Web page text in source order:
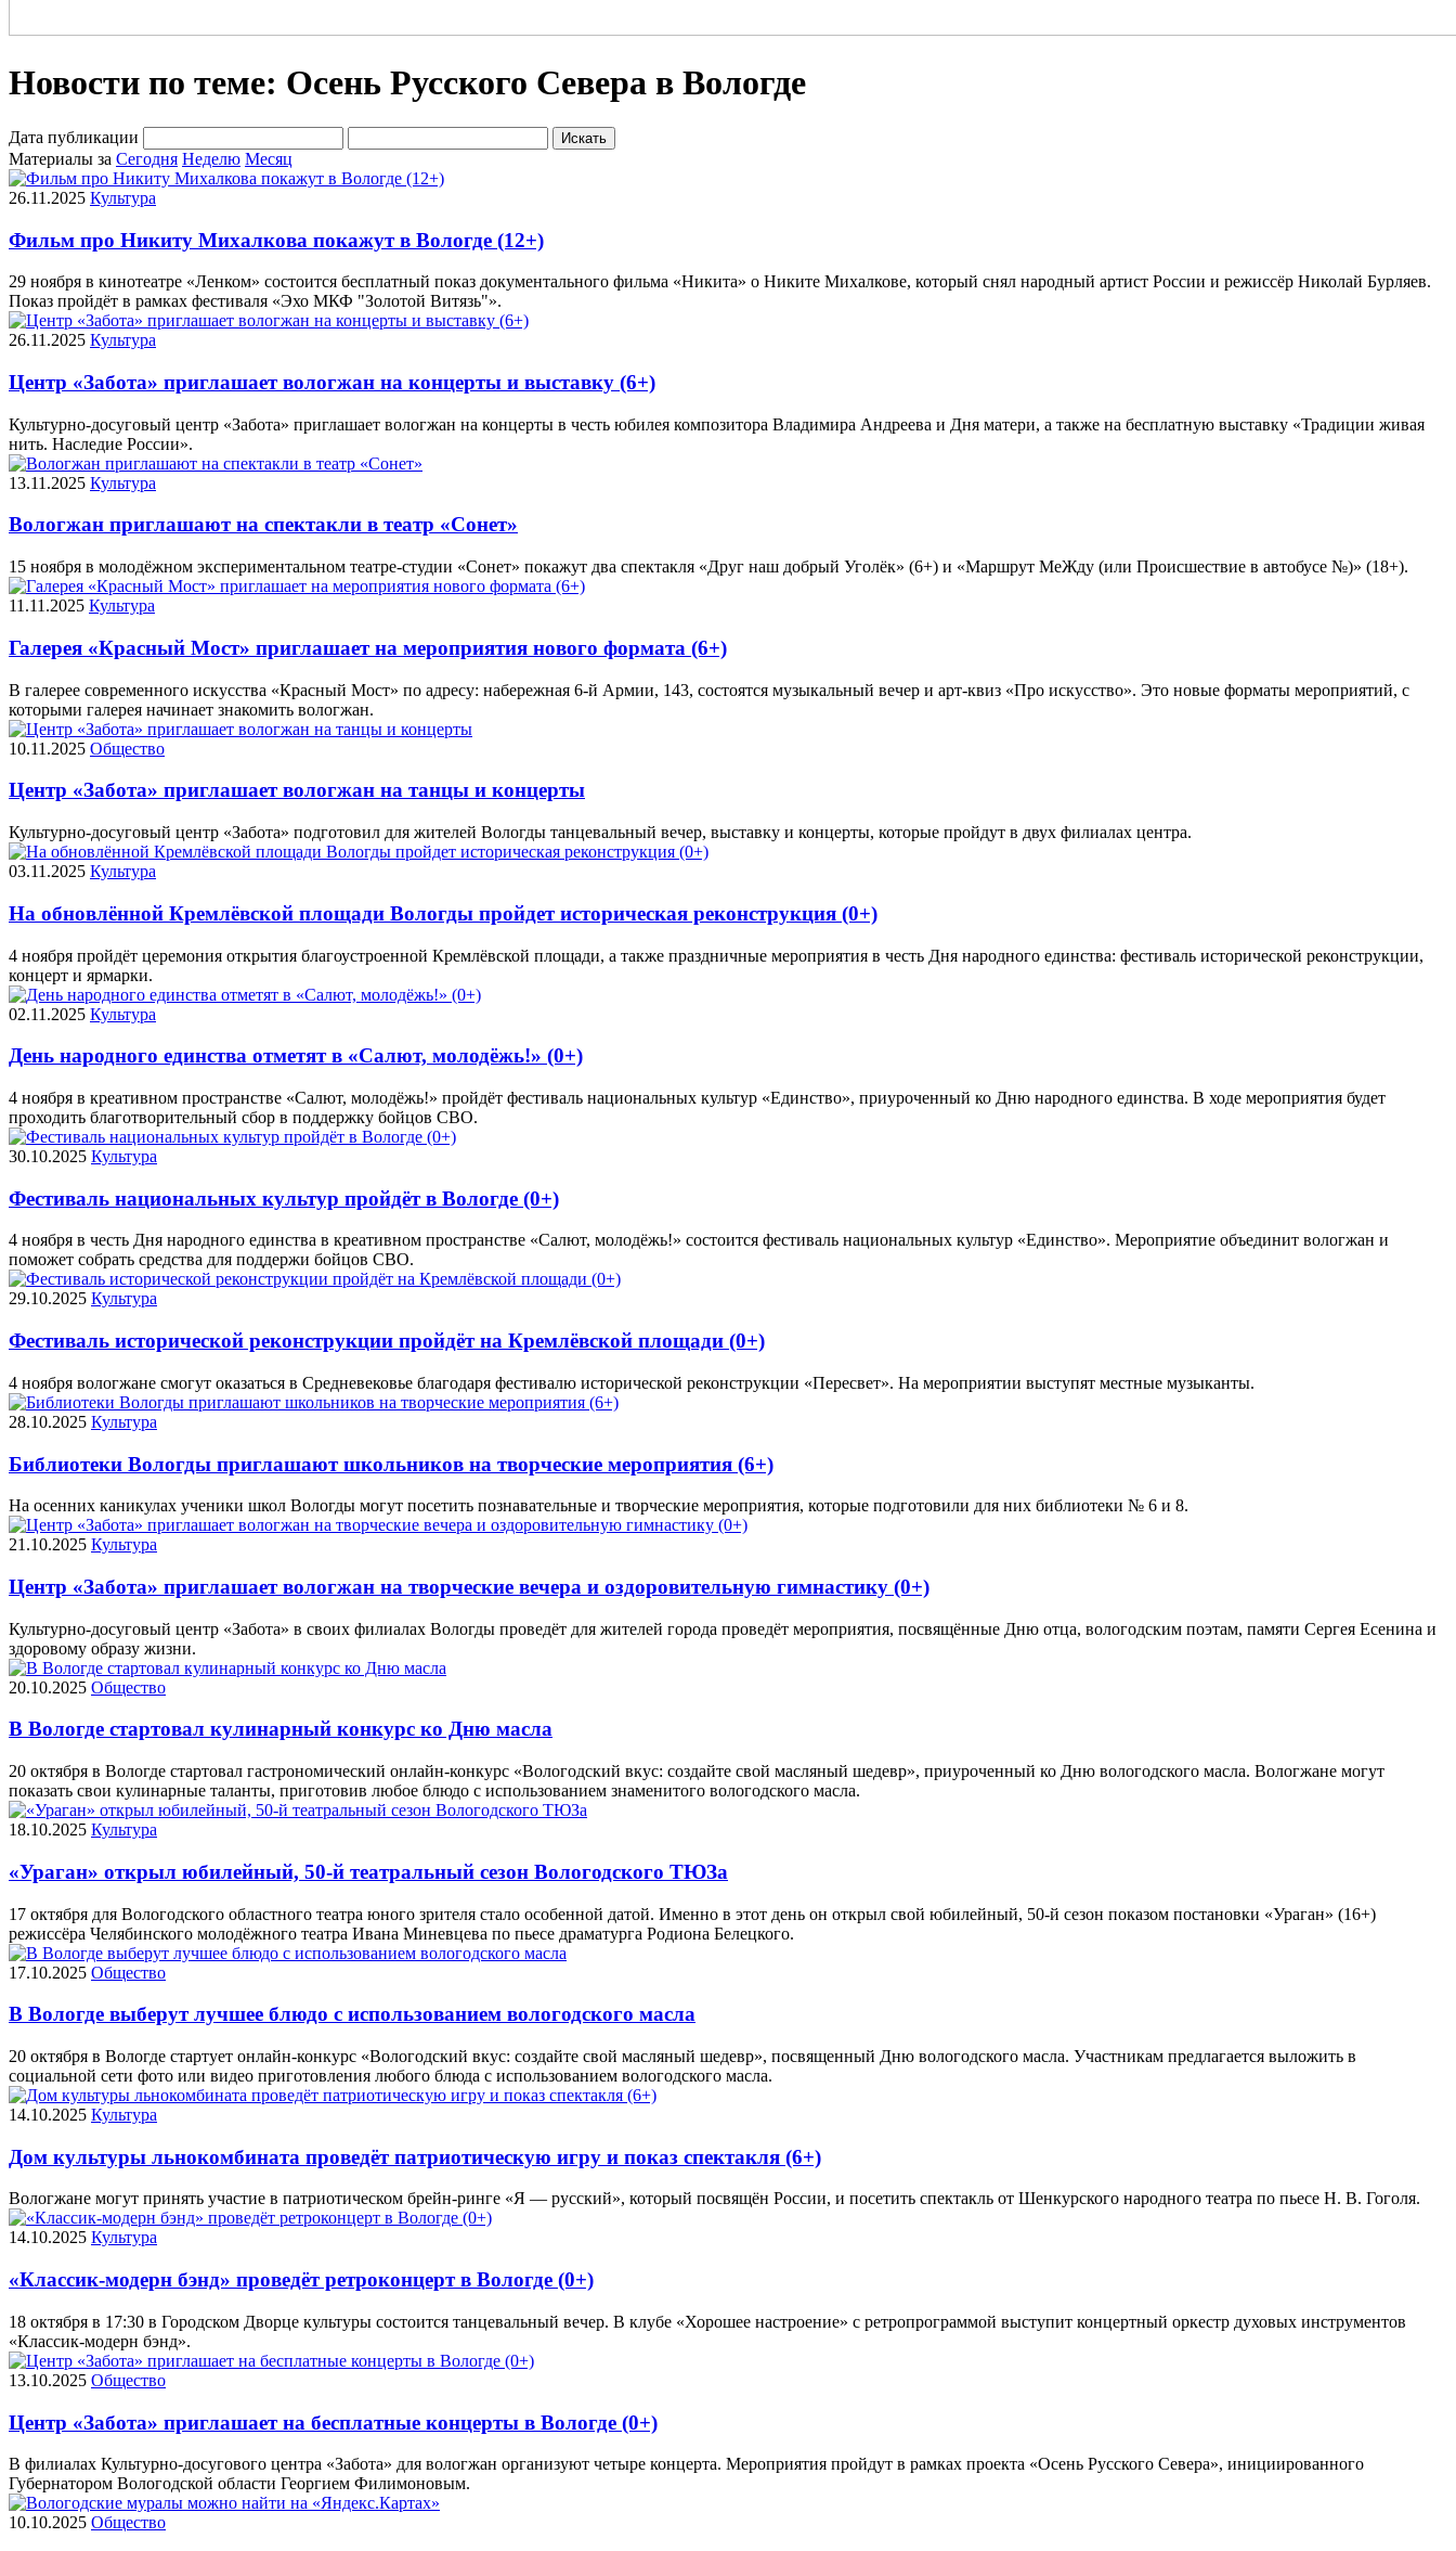
Новости по теме: Осень Русского Севера в Вологде
Дата публикации Искать
Материалы за Сегодня Неделю Месяц
26.11.2025 Культура
Фильм про Никиту Михалкова покажут в Вологде (12+)
29 ноября в кинотеатре «Ленком» состоится бесплатный показ документального фильма «Никита» о Никите Михалкове, который снял народный артист России и режиссёр Николай Бурляев.
Показ пройдёт в рамках фестиваля «Эхо МКФ "Золотой Витязь"».
26.11.2025 Культура
Центр «Забота» приглашает вологжан на концерты и выставку (6+)
Культурно-досуговый центр «Забота» приглашает вологжан на концерты в честь юбилея композитора Владимира Андреева и Дня матери, а также на бесплатную выставку «Традиции живая
нить. Наследие России».
13.11.2025 Культура
Вологжан приглашают на спектакли в театр «Сонет»
15 ноября в молодёжном экспериментальном театре-студии «Сонет» покажут два спектакля «Друг наш добрый Уголёк» (6+) и «Маршрут МеЖду (или Происшествие в автобусе №)» (18+).
11.11.2025 Культура
Галерея «Красный Мост» приглашает на мероприятия нового формата (6+)
В галерее современного искусства «Красный Мост» по адресу: набережная 6-й Армии, 143, состоятся музыкальный вечер и арт-квиз «Про искусство». Это новые форматы мероприятий, с
которыми галерея начинает знакомить вологжан.
10.11.2025 Общество
Центр «Забота» приглашает вологжан на танцы и концерты
Культурно-досуговый центр «Забота» подготовил для жителей Вологды танцевальный вечер, выставку и концерты, которые пройдут в двух филиалах центра.
03.11.2025 Культура
На обновлённой Кремлёвской площади Вологды пройдет историческая реконструкция (0+)
4 ноября пройдёт церемония открытия благоустроенной Кремлёвской площади, а также праздничные мероприятия в честь Дня народного единства: фестиваль исторической реконструкции,
концерт и ярмарки.
02.11.2025 Культура
День народного единства отметят в «Салют, молодёжь!» (0+)
4 ноября в креативном пространстве «Салют, молодёжь!» пройдёт фестиваль национальных культур «Единство», приуроченный ко Дню народного единства. В ходе мероприятия будет
проходить благотворительный сбор в поддержку бойцов СВО.
30.10.2025 Культура
Фестиваль национальных культур пройдёт в Вологде (0+)
4 ноября в честь Дня народного единства в креативном пространстве «Салют, молодёжь!» состоится фестиваль национальных культур «Единство». Мероприятие объединит вологжан и
поможет собрать средства для поддержи бойцов СВО.
29.10.2025 Культура
Фестиваль исторической реконструкции пройдёт на Кремлёвской площади (0+)
4 ноября вологжане смогут оказаться в Средневековье благодаря фестивалю исторической реконструкции «Пересвет». На мероприятии выступят местные музыканты.
28.10.2025 Культура
Библиотеки Вологды приглашают школьников на творческие мероприятия (6+)
На осенних каникулах ученики школ Вологды могут посетить познавательные и творческие мероприятия, которые подготовили для них библиотеки № 6 и 8.
21.10.2025 Культура
Центр «Забота» приглашает вологжан на творческие вечера и оздоровительную гимнастику (0+)
Культурно-досуговый центр «Забота» в своих филиалах Вологды проведёт для жителей города проведёт мероприятия, посвящённые Дню отца, вологодским поэтам, памяти Сергея Есенина и
здоровому образу жизни.
20.10.2025 Общество
В Вологде стартовал кулинарный конкурс ко Дню масла
20 октября в Вологде стартовал гастрономический онлайн-конкурс «Вологодский вкус: создайте свой масляный шедевр», приуроченный ко Дню вологодского масла. Вологжане могут
показать свои кулинарные таланты, приготовив любое блюдо с использованием знаменитого вологодского масла.
18.10.2025 Культура
«Ураган» открыл юбилейный, 50-й театральный сезон Вологодского ТЮЗа
17 октября для Вологодского областного театра юного зрителя стало особенной датой. Именно в этот день он открыл свой юбилейный, 50-й сезон показом постановки «Ураган» (16+)
режиссёра Челябинского молодёжного театра Ивана Миневцева по пьесе драматурга Родиона Белецкого.
17.10.2025 Общество
В Вологде выберут лучшее блюдо с использованием вологодского масла
20 октября в Вологде стартует онлайн-конкурс «Вологодский вкус: создайте свой масляный шедевр», посвященный Дню вологодского масла. Участникам предлагается выложить в
социальной сети фото или видео приготовления любого блюда с использованием вологодского масла.
14.10.2025 Культура
Дом культуры льнокомбината проведёт патриотическую игру и показ спектакля (6+)
Вологжане могут принять участие в патриотическом брейн-ринге «Я — русский», который посвящён России, и посетить спектакль от Шенкурского народного театра по пьесе Н. В. Гоголя.
14.10.2025 Культура
«Классик-модерн бэнд» проведёт ретроконцерт в Вологде (0+)
18 октября в 17:30 в Городском Дворце культуры состоится танцевальный вечер. В клубе «Хорошее настроение» с ретропрограммой выступит концертный оркестр духовых инструментов
«Классик-модерн бэнд».
13.10.2025 Общество
Центр «Забота» приглашает на бесплатные концерты в Вологде (0+)
В филиалах Культурно-досугового центра «Забота» для вологжан организуют четыре концерта. Мероприятия пройдут в рамках проекта «Осень Русского Севера», инициированного
Губернатором Вологодской области Георгием Филимоновым.
10.10.2025 Общество